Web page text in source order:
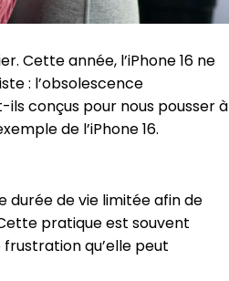
Cette année, l’iPhone 16 ne
: l’obsolescence
conçus pour nous pousser à
de l’iPhone 16.
durée de vie limitée afin de
pratique est souvent
qu’elle peut